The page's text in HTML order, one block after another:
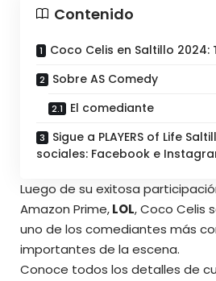
Contenido
Coco Celis en Saltillo
Sobre AS Comedy
El comediante
Sigue a PLAYERS of Life
sociales: Facebook e
Luego de su exitosa
Amazon Prime,LOL, Coco Celis
uno de los comediantes más
importantes de la escena.
Conoce todos los detalles de